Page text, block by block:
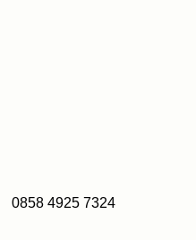
0858 4925 7324